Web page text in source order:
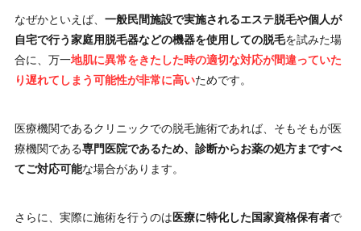
なぜかといえば、 一般民間施設で実施されるエステ脱毛や個人が
自宅で行う家庭用脱毛器などの機器を使用しての脱毛を試みた場
合に、万一地肌に異常をきたした時の適切な対応が間違っていた
り遅れてしまう可能性が非常に高いためです。
医療機関であるクリニックでの脱毛施術であれば、そもそもが医
療機関である専門医院であるため、診断からお薬の処方まですべ
てご対応可能な場合があります。
さらに、実際に施術を行うのは医療に特化した国家資格保有者で